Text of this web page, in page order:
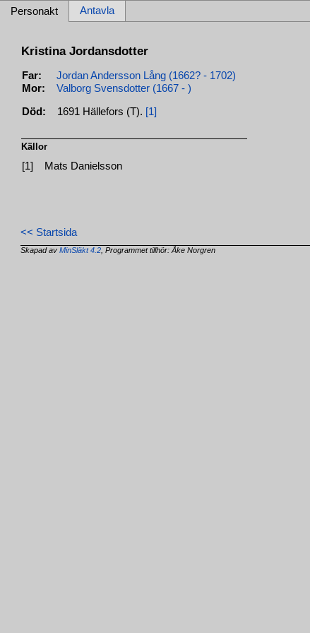
Personakt Antavla
Kristina Jordansdotter
Far:
Jordan Andersson Lång (1662? - 1702)
Mor:
Valborg Svensdotter (1667 - )
Död: 1691 Hällefors (T). [1]
Källor
[1] Mats Danielsson
<< Startsida
Skapad avMinSläkt 4.2 , Programmet tillhör: Åke Norgren